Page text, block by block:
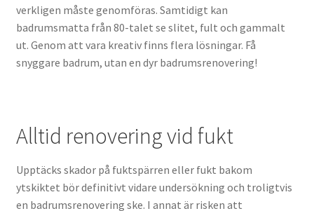
verkligen måste genomföras. Samtidigt kan
badrumsmatta från 80-talet se slitet, fult och gammalt
ut. Genom att vara kreativ finns flera lösningar. Få
snyggare badrum, utan en dyr badrumsrenovering!
Alltid renovering vid fukt
Upptäcks skador på fuktspärren eller fukt bakom
ytskiktet bör definitivt vidare undersökning och troligtvis
en badrumsrenovering ske. I annat är risken att